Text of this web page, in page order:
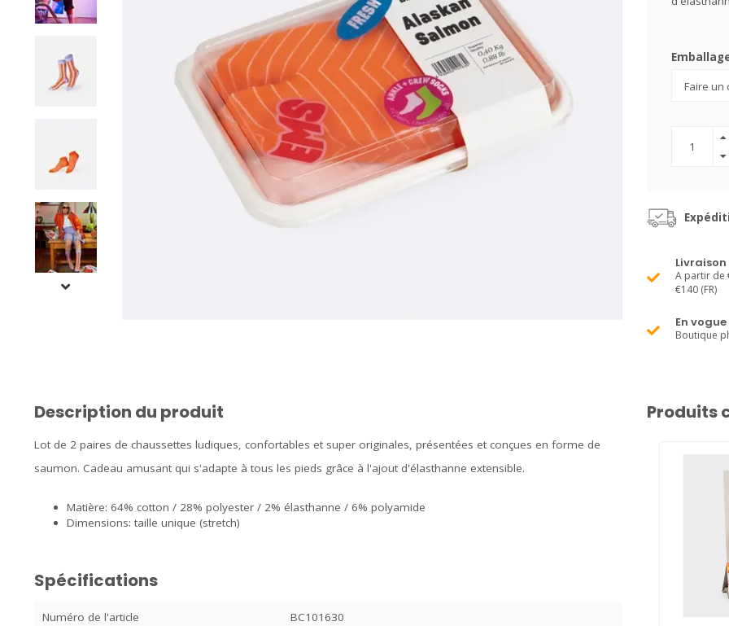
A partir de
€140 (FR)
En
Boutique
Description du produit
Lot de 2 paires de chaussettes ludiques, confortables et super originales, présentées et conçues en forme de
saumon. Cadeau amusant qui s'adapte à tous les pieds grâce à l'ajout d'élasthanne extensible.
Matière: 64% cotton / 28% polyester / 2% élasthanne / 6% polyamide
Dimensions: taille unique (stretch)
Spécifications
Numéro de l'article BC101630
Produits